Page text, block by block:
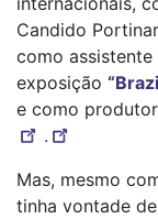
Candido
como
exposição
e como
.
Mas, mesmo
tinha vontade